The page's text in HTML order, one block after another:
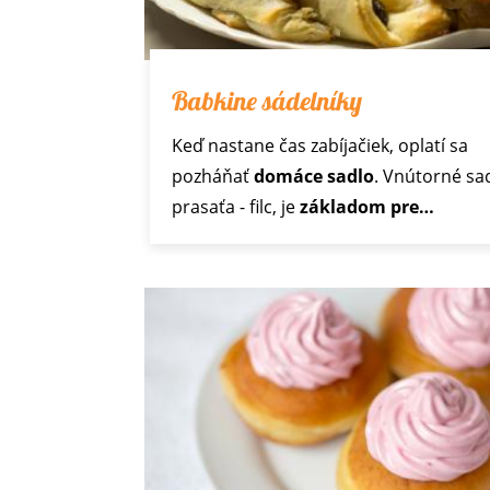
Babkine sádelníky
Keď nastane čas zabíjačiek, oplatí sa
pozháňaťdomáce sadlo. Vnútorné
prasaťa - filc, jezákladom pre…